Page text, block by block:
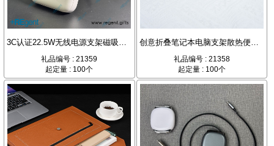
3C认证22.5W无线电源支架磁吸Magsafe充电宝礼品10000mAh
礼品编号 : 21359
起定量 : 100个
创意折叠笔记本电脑支架散热便携桌面支撑
礼品编号 : 21358
起定量 : 100个